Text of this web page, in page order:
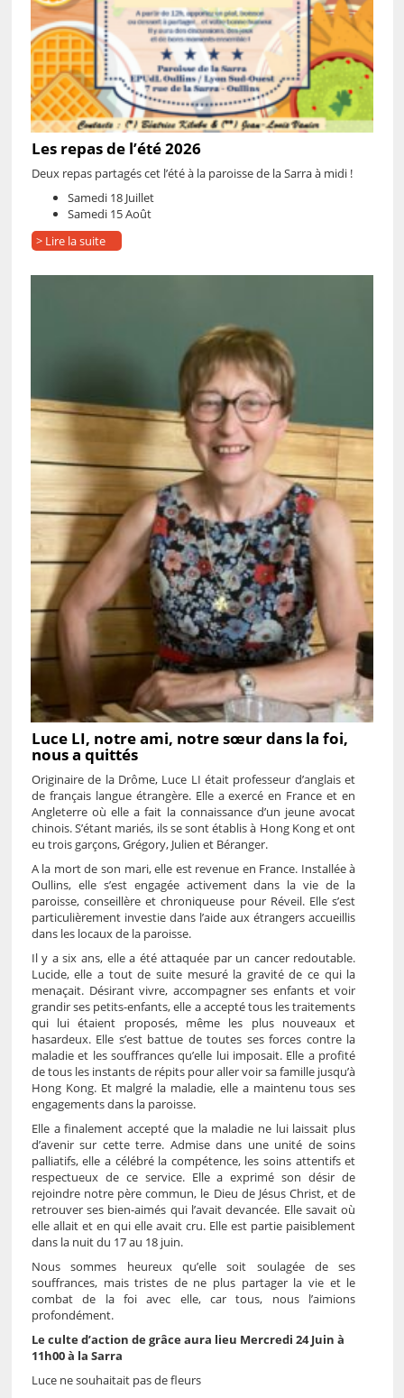
Les repas de l’été 2026
Deux repas partagés cet l’été à la paroisse de la Sarra à midi !
Samedi 18 Juillet
Samedi 15 Août
> Lire la suite
Luce LI, notre ami, notre sœur dans la foi,
nous a quittés
Originaire de la Drôme, Luce LI était professeur d’anglais et
de français langue étrangère. Elle a exercé en France et en
Angleterre où elle a fait la connaissance d’un jeune avocat
chinois. S’étant mariés, ils se sont établis à Hong Kong et ont
eu trois garçons, Grégory, Julien et Béranger.
A la mort de son mari, elle est revenue en France. Installée à
Oullins, elle s’est engagée activement dans la vie de la
paroisse, conseillère et chroniqueuse pour Réveil. Elle s’est
particulièrement investie dans l’aide aux étrangers accueillis
dans les locaux de la paroisse.
Il y a six ans, elle a été attaquée par un cancer redoutable.
Lucide, elle a tout de suite mesuré la gravité de ce qui la
menaçait. Désirant vivre, accompagner ses enfants et voir
grandir ses petits-enfants, elle a accepté tous les traitements
qui lui étaient proposés, même les plus nouveaux et
hasardeux. Elle s’est battue de toutes ses forces contre la
maladie et les souffrances qu’elle lui imposait. Elle a profité
de tous les instants de répits pour aller voir sa famille jusqu’à
Hong Kong. Et malgré la maladie, elle a maintenu tous ses
engagements dans la paroisse.
Elle a finalement accepté que la maladie ne lui laissait plus
d’avenir sur cette terre. Admise dans une unité de soins
palliatifs, elle a célébré la compétence, les soins attentifs et
respectueux de ce service. Elle a exprimé son désir de
rejoindre notre père commun, le Dieu de Jésus Christ, et de
retrouver ses bien-aimés qui l’avait devancée. Elle savait où
elle allait et en qui elle avait cru. Elle est partie paisiblement
dans la nuit du 17 au 18 juin.
Nous sommes heureux qu’elle soit soulagée de ses
souffrances, mais tristes de ne plus partager la vie et le
combat de la foi avec elle, car tous, nous l’aimions
profondément.
Le culte d’action de grâce aura lieu Mercredi 24 Juin à
11h00 à la Sarra
Luce ne souhaitait pas de fleurs